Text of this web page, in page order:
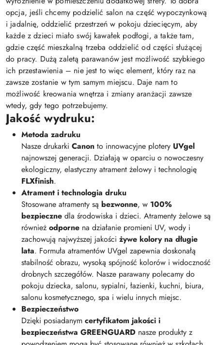
opcja, jeśli chcemy podzielić salon na część wypoczynkową
i jadalnię, oddzielić przestrzeń w pokoju dziecięcym, aby
każde z dzieci miało swój kawałek podłogi, a także tam,
gdzie część mieszkalną trzeba oddzielić od części służącej
do pracy. Dużą zaletą parawanów jest możliwość szybkiego
ich przestawienia – nie jest to więc element, który raz na
zawsze zostanie w tym samym miejscu. Daje nam to
możliwość kreowania wnętrza i zmiany aranżacji zawsze
wtedy, gdy tego potrzebujemy.
Jakość wydruku:
Metoda zadruku
Nasze drukarki Canon to innowacyjne plotery UVgel
najnowszej generacji. Działają w oparciu o nowoczesny
ekologiczny, elastyczny atrament żelowy i technologię
FLXfinish.
Atrament i technologia druku
Stosowane atramenty są bezwonne, w 100%
bezpieczne dla środowiska i dzieci. Atramenty żelowe są
również odporne na działanie promieni UV, wody i
zachowują najwyższej jakości żywe kolory na długie
lata. Formuła atramentów UVgel zapewnia doskonałą
stabilność obrazu, wysoką spójność kolorów i widoczność
drobnych szczegółów. Nasze parawany polecamy do
pokoju dziecka, salonu, sypialni, łazienki, kuchni, biura,
salonu kosmetycznego, spa i wielu innych miejsc.
Bezpieczeństwo
Dzięki posiadanym certyfikatom jakości i
bezpieczeństwa GREENGUARD nasze produkty z